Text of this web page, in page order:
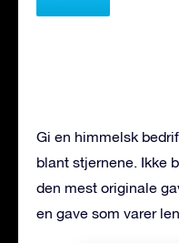
Gi en himmelsk
blant stjernene. Ikke
den mest originale
en gave som varer